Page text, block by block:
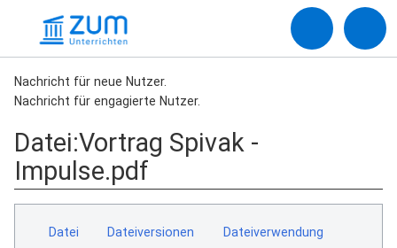
Nachricht für neue Nutzer.
Nachricht für engagierte Nutzer.
Datei:Vortrag Spivak -
Impulse.pdf
Datei Dateiversionen Dateiverwendung